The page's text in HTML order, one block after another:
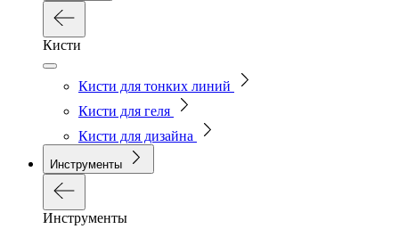
Кисти
Кисти для тонких линий
Кисти для геля
Кисти для дизайна
Инструменты
Инструменты